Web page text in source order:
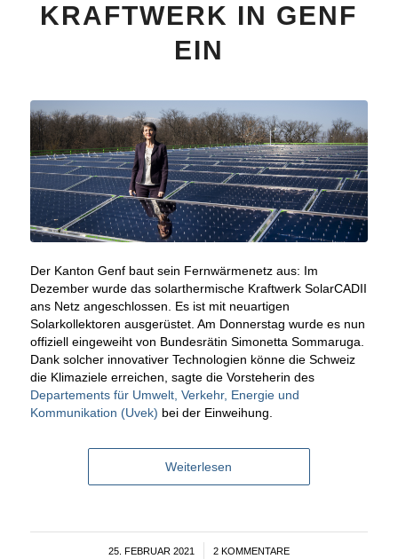
KRAFTWERK IN GENF
EIN
Der Kanton Genf baut sein Fernwärmenetz aus: Im
Dezember wurde das solarthermische Kraftwerk SolarCADII
ans Netz angeschlossen. Es ist mit neuartigen
Solarkollektoren ausgerüstet. Am Donnerstag wurde es nun
offiziell eingeweiht von Bundesrätin Simonetta Sommaruga.
Dank solcher innovativer Technologien könne die Schweiz
die Klimaziele erreichen, sagte die Vorsteherin des
Departements für Umwelt, Verkehr, Energie und
Kommunikation (Uvek) bei der Einweihung.
Weiterlesen
25. FEBRUAR 2021
/ 2 KOMMENTARE